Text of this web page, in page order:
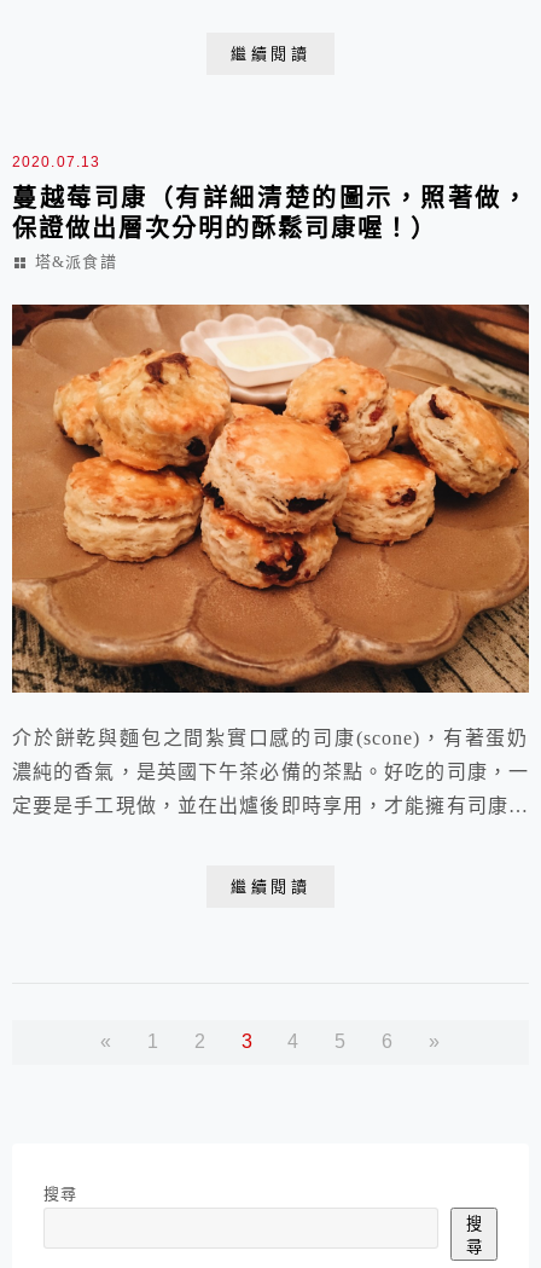
繼續閱讀
2020.07.13
蔓越莓司康（有詳細清楚的圖示，照著做，
保證做出層次分明的酥鬆司康喔！）
塔&派食譜
介於餅乾與麵包之間紮實口感的司康(scone)，有著蛋奶
濃純的香氣，是英國下午茶必備的茶點。好吃的司康，一
定要是手工現做，並在出爐後即時享用，才能擁有司康最
繼續閱讀
« 1 2 3 4 5 6 »
搜尋
搜
尋